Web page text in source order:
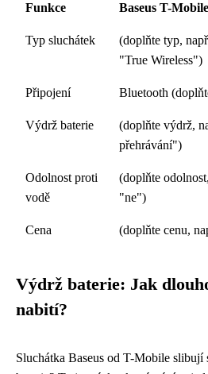
Funkce Baseus T-
Typ sluchátek
(doplňte typ,
"True Wireless")
Připojení Bluetooth
Výdrž baterie
(doplňte výdrž,
přehrávání")
Odolnost proti
vodě
(doplňte
"ne")
Cena (doplňte cenu,
Výdrž baterie: Jak
nabití?
Sluchátka Baseus od T-Mobile